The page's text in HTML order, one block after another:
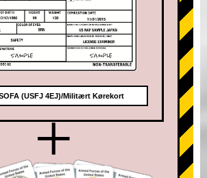
(USFJ 4EJ)/Militært Kørekort
+